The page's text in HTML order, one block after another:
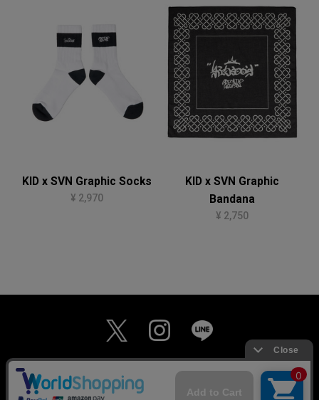
KID x SVN Graphic Socks
¥ 2,970
KID x SVN Graphic
Bandana
¥ 2,750
MAIL MAGAZINE 個人情報保護方針